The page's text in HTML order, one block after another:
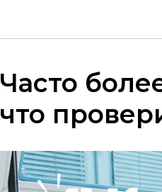
Часто
что